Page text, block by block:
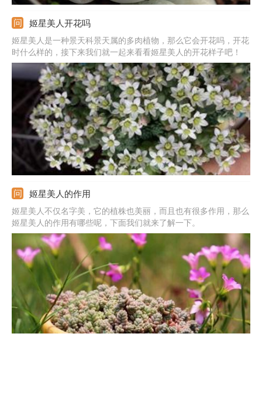
姬星美人开花吗
姬星美人是一种景天科景天属的多肉植物，那么它会开花吗，开花
时什么样的，接下来我们就一起来看看姬星美人的开花样子吧！
姬星美人的作用
姬星美人不仅名字美，它的植株也美丽，而且也有很多作用，那么
姬星美人的作用有哪些呢，下面我们就来了解一下。